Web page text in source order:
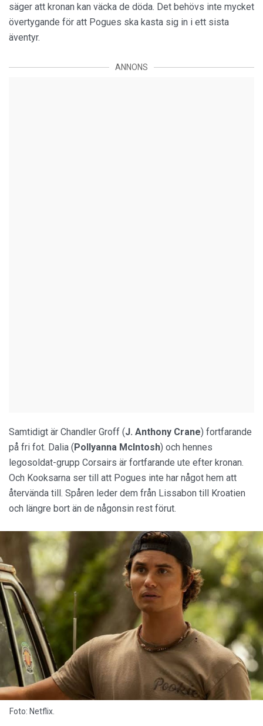
säger att kronan kan väcka de döda. Det behövs inte mycket
övertygande för att Pogues ska kasta sig in i ett sista
äventyr.
ANNONS
Samtidigt är Chandler Groff (J. Anthony Crane) fortfarande
på fri fot. Dalia (Pollyanna McIntosh) och hennes
legosoldat-grupp Corsairs är fortfarande ute efter kronan.
Och Kooksarna ser till att Pogues inte har något hem att
återvända till. Spåren leder dem från Lissabon till Kroatien
och längre bort än de någonsin rest förut.
Foto: Netflix.